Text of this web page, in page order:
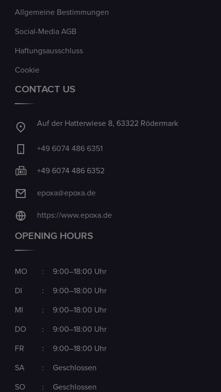
Allgemeine Bestimmungen
Social-Media AGB
Haftungsausschluss
Cookie
CONTACT US
Auf der Hatterwiese 8, 63322 Rödermark
+49 6074 486 6351
+49 6074 486 6352
epoxa@epoxa.de
https://www.epoxa.de
OPENING HOURS
MO : 9:00–18:00 Uhr
DI : 9:00–18:00 Uhr
MI : 9:00–18:00 Uhr
DO : 9:00–18:00 Uhr
FR : 9:00–18:00 Uhr
SA : Geschlossen
SO : Geschlossen